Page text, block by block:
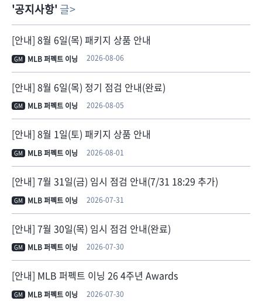
공지사항 글
[안내] 8월 6일(목) 패키지 상품 안내
GM MLB 퍼펙트 이닝 2026-08-06
[안내] 8월 6일(목) 정기 점검 안내(완료)
GM MLB 퍼펙트 이닝 2026-08-05
[안내] 8월 1일(토) 패키지 상품 안내
GM MLB 퍼펙트 이닝 2026-08-01
[안내] 7월 31일(금) 임시 점검 안내(7/31 18:29 추가)
GM MLB 퍼펙트 이닝 2026-07-31
[안내] 7월 30일(목) 임시 점검 안내(완료)
GM MLB 퍼펙트 이닝 2026-07-30
[안내] MLB 퍼펙트 이닝 26 4주년 Awards
GM MLB 퍼펙트 이닝 2026-07-30